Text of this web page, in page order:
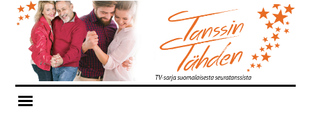
Siirry
sisältöön